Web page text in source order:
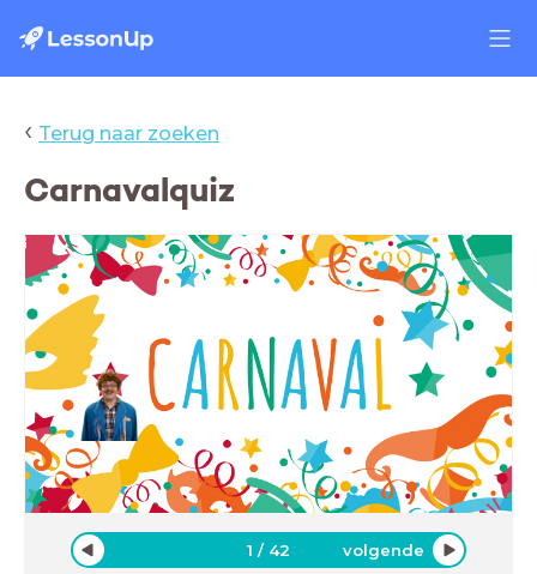
‹ Terug naar zoeken
Carnavalquiz
1 / 42 volgende